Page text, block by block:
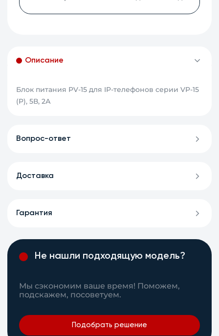
Описание
Блок питания PV-15 для IP-телефонов серии VP-15
(P), 5В, 2А
Вопрос-ответ
Доставка
Гарантия
Не нашли подходящую модель?
Мы сэкономим ваше время! Поможем,
подскажем, посоветуем.
Подобрать решение